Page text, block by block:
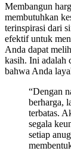
Membangun
membutuhkan
terinspirasi dari
efektif untuk
Anda dapat
kasih. Ini adalah
bahwa Anda
“Dengan
berharga,
terbatas.
segala
setiap